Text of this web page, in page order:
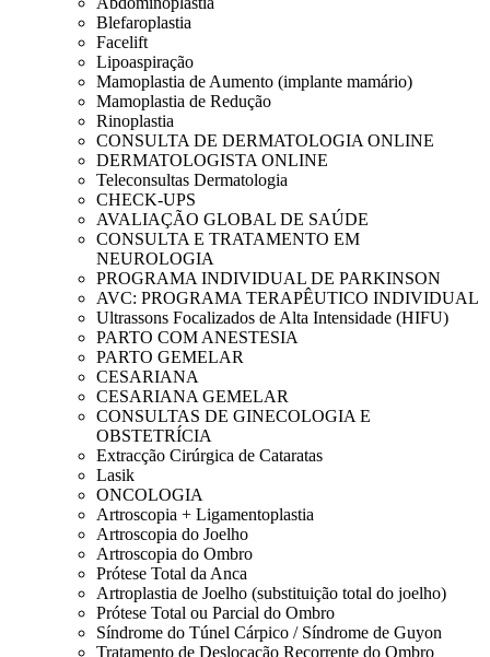
Blefaroplastia
Facelift
Lipoaspiração
Mamoplastia de Aumento (implante mamário)
Mamoplastia de Redução
Rinoplastia
CONSULTA DE DERMATOLOGIA ONLINE
DERMATOLOGISTA ONLINE
Teleconsultas Dermatologia
CHECK-UPS
AVALIAÇÃO GLOBAL DE SAÚDE
CONSULTA E TRATAMENTO EM
NEUROLOGIA
PROGRAMA INDIVIDUAL DE PARKINSON
AVC: PROGRAMA TERAPÊUTICO INDIVIDUAL
Ultrassons Focalizados de Alta Intensidade (HIFU)
PARTO COM ANESTESIA
PARTO GEMELAR
CESARIANA
CESARIANA GEMELAR
CONSULTAS DE GINECOLOGIA E
OBSTETRÍCIA
Extracção Cirúrgica de Cataratas
Lasik
ONCOLOGIA
Artroscopia + Ligamentoplastia
Artroscopia do Joelho
Artroscopia do Ombro
Prótese Total da Anca
Artroplastia de Joelho (substituição total do joelho)
Prótese Total ou Parcial do Ombro
Síndrome do Túnel Cárpico / Síndrome de Guyon
Tratamento de Deslocação Recorrente do Ombro